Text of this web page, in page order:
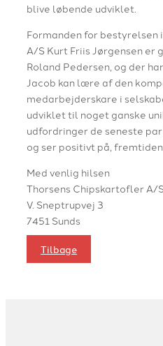
blive løbende udviklet.
Formanden for bestyrelsen
A/S Kurt Friis Jørgensen er
Roland Pedersen, og der
Jacob kan lære af den
medarbejderskare i
udviklet til noget ganske
udfordringer de seneste
og ser positivt på, fremtiden.
Med venlig hilsen
Thorsens Chipskartofler A/S
V. Sneptrupvej 3
7451 Sunds
Tilbage